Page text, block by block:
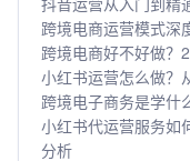
跨境电商运营模式深
跨境电商好不好做？
小红书运营怎么做？
跨境电子商务是学什
小红书代运营服务如
分析